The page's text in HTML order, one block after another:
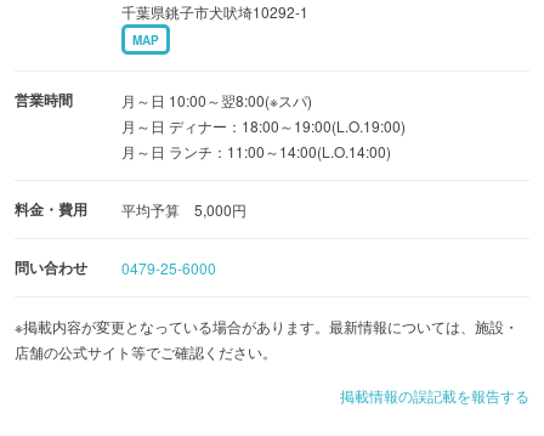
千葉県銚子市犬吠埼10292-1
MAP
営業時間
月～日 10:00～翌8:00(※スパ)
月～日 ディナー：18:00～19:00(L.O.19:00)
月～日 ランチ：11:00～14:00(L.O.14:00)
料金・費用 平均予算 5,000円
問い合わせ 0479-25-6000
※掲載内容が変更となっている場合があります。最新情報については、施設・
店舗の公式サイト等でご確認ください。
掲載情報の誤記載を報告する